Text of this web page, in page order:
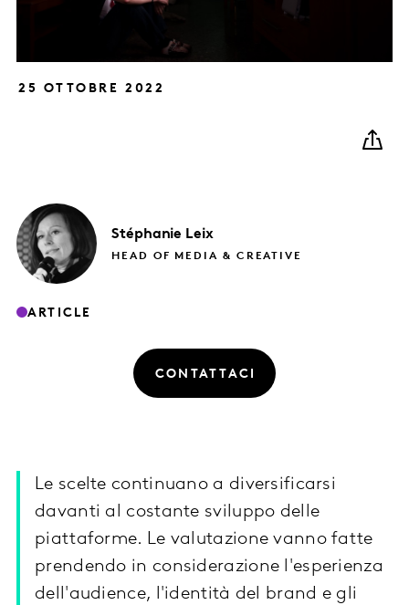
25 OTTOBRE 2022
Stéphanie Leix
HEAD OF MEDIA & CREATIVE
ARTICLE
CONTATTACI
Le scelte continuano a diversificarsi
davanti al costante sviluppo delle
piattaforme. Le valutazione vanno fatte
prendendo in considerazione l'esperienza
dell'audience, l'identità del brand e gli